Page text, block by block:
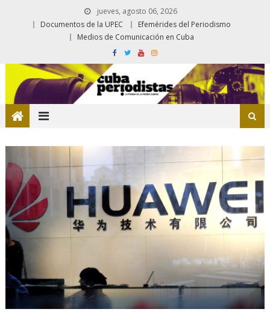
jueves, agosto 06, 2026
Documentos de la UPEC
Efemérides del Periodismo
Medios de Comunicación en Cuba